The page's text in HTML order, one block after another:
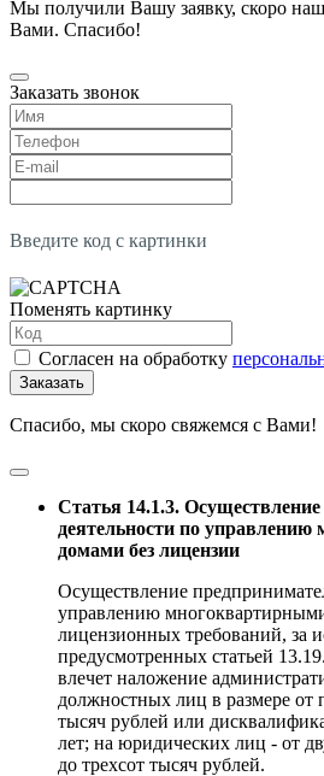
Мы получили Вашу заявку, скоро
Вами. Спасибо!
Заказать звонок
Введите код с картинки
Поменять картинку
Согласен на обработку
Заказать
Спасибо, мы скоро свяжемся с Вами!
Статья 14.1.3.
деятельности по
домами без лицензии
Осуществление
управлению
лицензионных требований, за
предусмотренных статьей
влечет наложение
должностных лиц в размере от
тысяч рублей или
лет; на юридических лиц - от
до трехсот тысяч рублей.